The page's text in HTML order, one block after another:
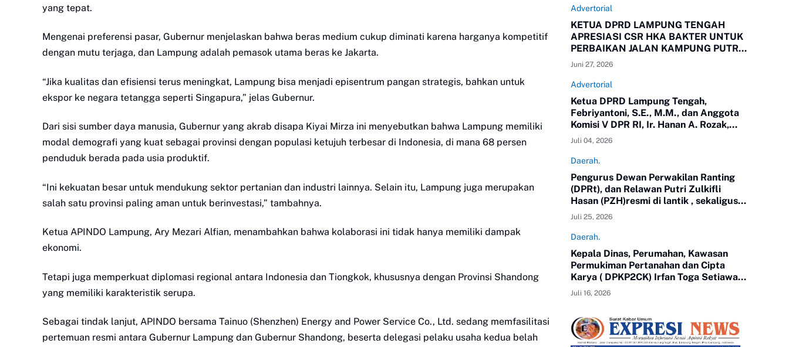
yang tepat.
Mengenai preferensi pasar, Gubernur menjelaskan bahwa beras medium cukup diminati karena harganya kompetitif
dengan mutu terjaga, dan Lampung adalah pemasok utama beras ke Jakarta.
“Jika kualitas dan efisiensi terus meningkat, Lampung bisa menjadi episentrum pangan strategis, bahkan untuk
ekspor ke negara tetangga seperti Singapura,” jelas Gubernur.
Dari sisi sumber daya manusia, Gubernur yang akrab disapa Kiyai Mirza ini menyebutkan bahwa Lampung memiliki
modal demografi yang kuat sebagai provinsi dengan populasi ketujuh terbesar di Indonesia, di mana 68 persen
penduduk berada pada usia produktif.
“Ini kekuatan besar untuk mendukung sektor pertanian dan industri lainnya. Selain itu, Lampung juga merupakan
salah satu provinsi paling aman untuk berinvestasi,” tambahnya.
Ketua APINDO Lampung, Ary Mezari Alfian, menambahkan bahwa kolaborasi ini tidak hanya memiliki dampak
ekonomi.
Tetapi juga memperkuat diplomasi regional antara Indonesia dan Tiongkok, khususnya dengan Provinsi Shandong
yang memiliki karakteristik serupa.
Sebagai tindak lanjut, APINDO bersama Tainuo (Shenzhen) Energy and Power Service Co., Ltd. sedang memfasilitasi
pertemuan resmi antara Gubernur Lampung dan Gubernur Shandong, beserta delegasi pelaku usaha kedua belah
Advertorial
KETUA DPRD LAMPUNG TENGAH
APRESIASI CSR HKA BAKTER UNTUK
PERBAIKAN JALAN KAMPUNG PUTRA
BUYUT
Juni 27, 2026
Advertorial
Ketua DPRD Lampung Tengah,
Febriyantoni, S.E., M.M., dan Anggota
Komisi V DPR RI, Ir. Hanan A. Rozak,
M.S.,yang juga Ketua Partai Golkar
Propinsi Lampung meninjau langsung
jalan di Kampung Putra Buyut,
Kecamatan Gunung Sugih.
Juli 04, 2026
Daerah.
Pengurus Dewan Perwakilan Ranting
(DPRt), dan Relawan Putri Zulkifli
Hasan (PZH)resmi di lantik , sekaligus
Rapat Kerja Daerah (Rakerda) Tahun
2026 di Gedung Sesat Kota
Pemerintah Kota Metro
Juli 25, 2026
Daerah.
Kepala Dinas, Perumahan, Kawasan
Permukiman Pertanahan dan Cipta
Karya ( DPKP2CK) Irfan Toga Setiawan,
SE.MM, mengikuti Pendidikan
Kepemimpinan Nasional ( PKN) Tingkat
Juli 16, 2026